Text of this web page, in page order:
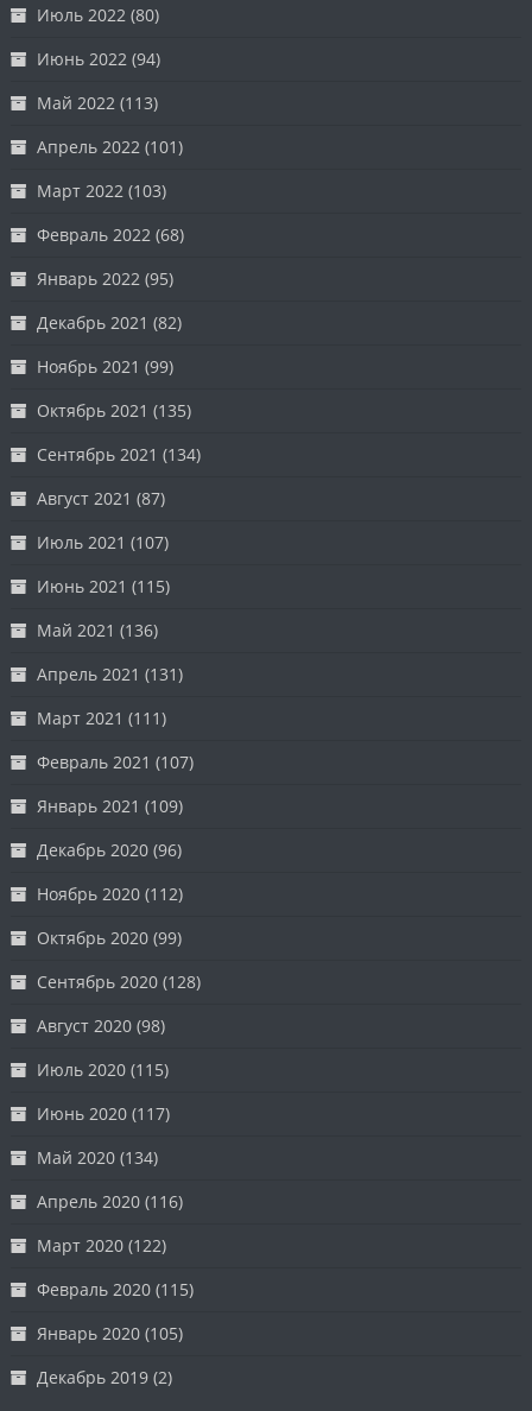
Июль 2022 (80)
Июнь 2022 (94)
Май 2022 (113)
Апрель 2022 (101)
Март 2022 (103)
Февраль 2022 (68)
Январь 2022 (95)
Декабрь 2021 (82)
Ноябрь 2021 (99)
Октябрь 2021 (135)
Сентябрь 2021 (134)
Август 2021 (87)
Июль 2021 (107)
Июнь 2021 (115)
Май 2021 (136)
Апрель 2021 (131)
Март 2021 (111)
Февраль 2021 (107)
Январь 2021 (109)
Декабрь 2020 (96)
Ноябрь 2020 (112)
Октябрь 2020 (99)
Сентябрь 2020 (128)
Август 2020 (98)
Июль 2020 (115)
Июнь 2020 (117)
Май 2020 (134)
Апрель 2020 (116)
Март 2020 (122)
Февраль 2020 (115)
Январь 2020 (105)
Декабрь 2019 (2)